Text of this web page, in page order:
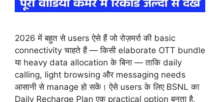
2026 में बहुत से users ऐसे हैं जो रोज़मर्रा की basic
connectivity चाहते हैं — किसी elaborate OTT bundle
या heavy data allocation के बिना — ताकि daily
calling, light browsing और messaging needs
आसानी से manage हो सकें। ऐसे users के लिए BSNL का
Daily Recharge Plan एक practical option बनता है,